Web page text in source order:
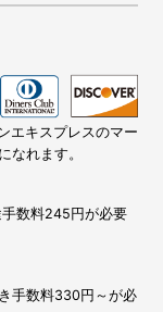
エキスプレスのマー
なれます。
数料245円が必要
手数料330円～が必